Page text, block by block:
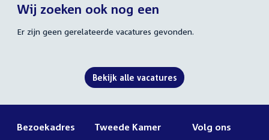
Wij zoeken ook nog een
Er zijn geen gerelateerde vacatures gevonden.
Bekijk alle vacatures
Bezoekadres Tweede Kamer Volg ons